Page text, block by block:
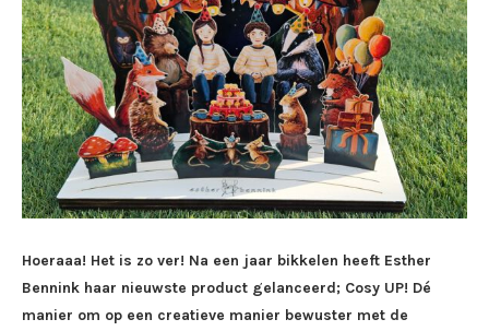
Hoeraaa! Het is zo ver! Na een jaar bikkelen heeft Esther
Bennink haar nieuwste product gelanceerd; Cosy UP! Dé
manier om op een creatieve manier bewuster met de